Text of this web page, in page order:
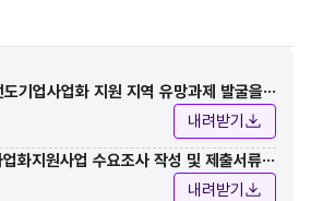
기업사업화 지원 지역 유망과제 발굴을
내려받기
화지원사업 수요조사 작성 및 제출서류
내려받기